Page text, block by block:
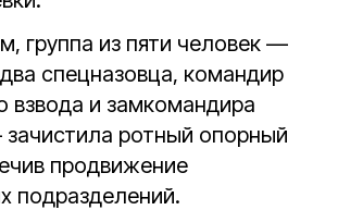
группа из пяти человек —
спецназовца, командир
взвода и замкомандира
ротный опорный
продвижение
подразделений.